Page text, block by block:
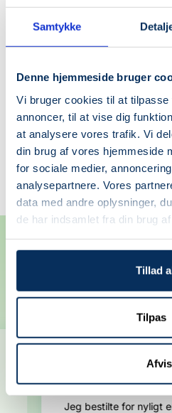
Samtykke
Denne hjemmeside bruger
Vi bruger cookies til at tilpasse
annoncer, til at vise dig
at analysere vores trafik. Vi
din brug af vores hjemmeside
for sociale medier,
analysepartnere. Vores
data med andre oplysninger,
de har indsamlet fra din brug
Tillad
Tilpas
Afvis
+
i
kurv
1025 Dokdo Ampoule
Udsalgspris
199,20 kr Normalpris
249,00 kr
Anbefalet af
4.8/ 5
baseret på+100
SUPER
Jeg bestilte for nyligt